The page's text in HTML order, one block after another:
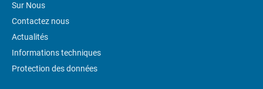
Sur Nous
Contactez nous
Actualités
Informations techniques
Protection des données